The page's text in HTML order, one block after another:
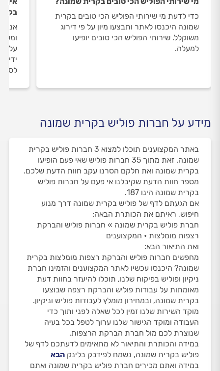
כדי לדעת מי שירותי הפוליש הכי טובים בקרית
שמונה היכנסו לאתר ותבצעו מיון על פי דירוג
משוקלל. שירותי הפוליש הכי טובים יופיעו
למעלה.
על
ידי
מידע על חברות פוליש בקרית שמונה
באתר המקצוענים תוכלו למצוא 3 חברות פוליש בקרית
שמונה. זאת מתוך 35 חברות פוליש שאי פעם הופיעו
בקרית שמונה ואת חלקם הסרנו עקב חוות הדעת שלכם.
מספר חוות הדעת שקיבלנו אי פעם על חברות פוליש
בקרית שמונה הינו 187.
אם הגעתם לדף של פוליש בקרית שמונה דרך מנוע
חיפוש, ראיתם את הכותרת הבאה:
חברת פוליש בקרית שמונה » חברות פוליש והברקת
רצפות מומלצות • המקצוענים
ואת התיאור הבא:
מחפשים חברות פוליש והברקת רצפות מומלצות בקרית
שמונה? היכנסו עכשיו לאתר המקצוענים והזמינו חברת
ניקיון ופוליש בפיקוח שלנו, תוכלו להיעזר בחוות דעת
מאומתות על עבודות פוליש והברקת רצפה שבוצעו
בקרית שמונה, ובמחירון מומלץ לעבודות פוליש וניקיון.
מוקד השירות שלנו זמין לכל שאלה לפני ותוך כדי
העבודה ומוקד הגישור שלנו ערוך לטפל בכל בעיה
שנוצרת לכם מול חברת הברקת הרצפות.
במידה והכותרת והתיאור לא מתאימים לדעתכם לדף של
פוליש בקרית שמונה, נשמח לפידבק בלינק הבא
במידה ואתם מכירים חברת פוליש בקרית שמונה ואתם